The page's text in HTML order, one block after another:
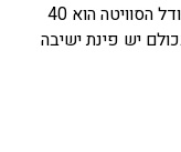
הסוויטות מעוצבות בעיצוב יוקרתי ומפואר. גודל הסוויטה הוא 40
+ 2 / 3 מבוגרים. בכולם יש פינת ישיבה